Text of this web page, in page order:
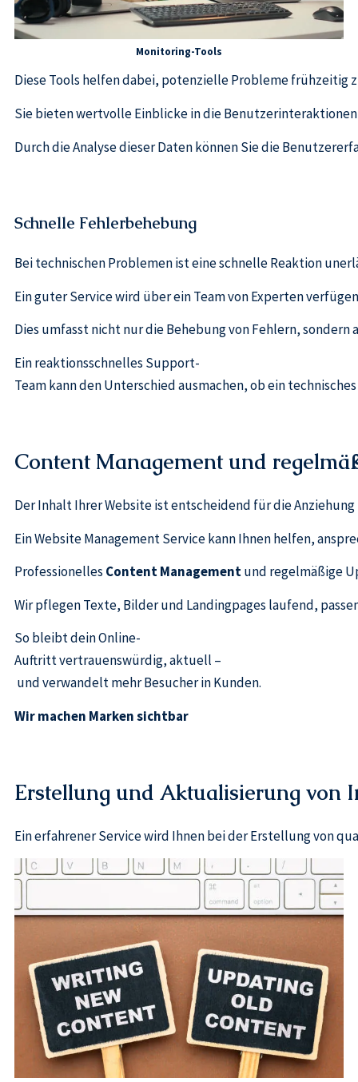
Monitoring-Tools
Diese Tools helfen dabei, potenzielle Probleme frühzeitig
Sie bieten wertvolle Einblicke in die
Durch die Analyse dieser Daten können Sie die
Schnelle Fehlerbehebung
Bei technischen Problemen ist eine schnelle Reaktion
Ein guter Service wird über ein Team von Experten
Dies umfasst nicht nur die Behebung von Fehlern,
Ein reaktionsschnelles Support-
Team kann den Unterschied ausmachen, ob ein
Content Management und
Der Inhalt Ihrer Website ist entscheidend für die
Ein Website Management Service kann Ihnen helfen,
Professionelles Content Managementund regelmäßige
Wir pflegen Texte, Bilder und Landingpages laufend,
So bleibt dein Online-
Auftritt vertrauenswürdig, aktuell –
und verwandelt mehr Besucher in Kunden.
Wir machen Marken sichtbar
Erstellung und Aktualisierung von
Ein erfahrener Service wird Ihnen bei der Erstellung von